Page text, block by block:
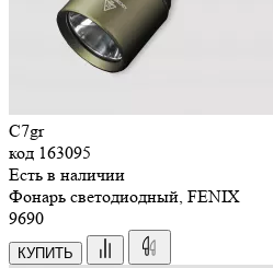
C7gr
код 163095
Есть в наличии
Фонарь светодиодный, FENIX
9690
КУПИТЬ